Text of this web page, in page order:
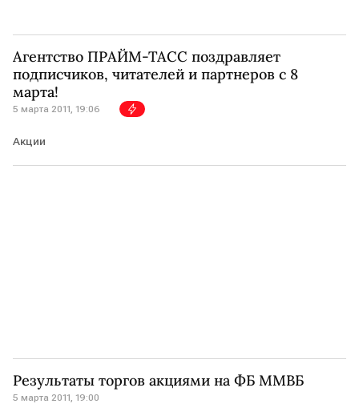
Агентство ПРАЙМ-ТАСС поздравляет
подписчиков, читателей и партнеров с 8
марта!
5 марта 2011, 19:06
Акции
Результаты торгов акциями на ФБ ММВБ
5 марта 2011, 19:00